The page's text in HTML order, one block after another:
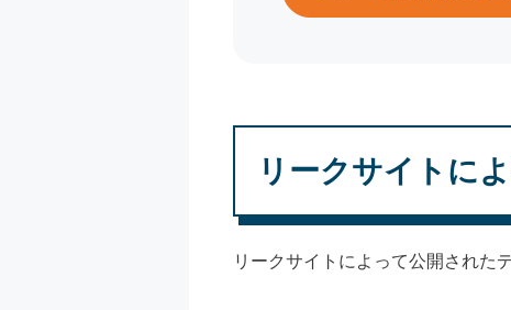
リークサイトに
リークサイトによって公開された